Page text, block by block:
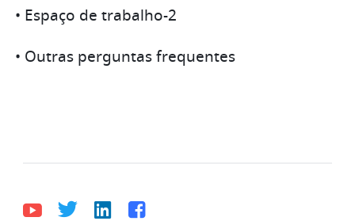
• Espaço de trabalho-2
• Outras perguntas frequentes